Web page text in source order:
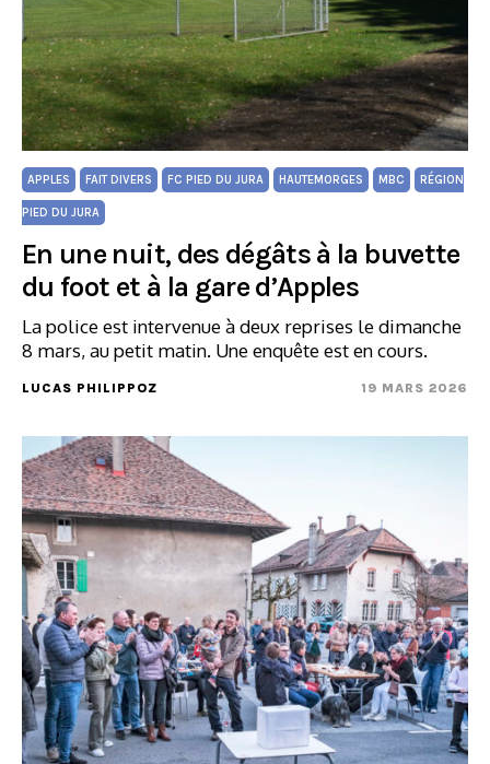
APPLES FAIT DIVERS FC PIED DU JURA HAUTEMORGES MBC RÉGION
PIED DU JURA
En une nuit, des dégâts à la buvette
du foot et à la gare d’Apples
La police est intervenue à deux reprises le dimanche
8 mars, au petit matin. Une enquête est en cours.
LUCAS PHILIPPOZ 19 MARS 2026